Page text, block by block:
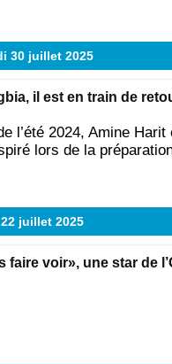
30 juillet 2025
il est en train de
l’été 2024, Amine
lors de la
juillet 2025
faire voir», une star de